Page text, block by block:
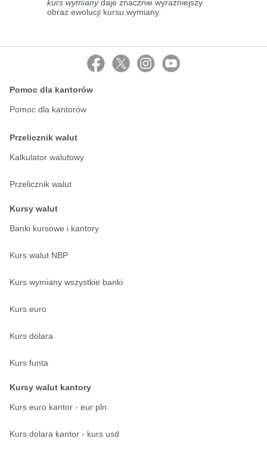
kurs wymianydaje znacznie wyraźniejszy
obraz ewolucji kursu wymiany.
Pomoc dla kantorów
Pomoc dla kantorów
Przelicznik walut
Kalkulator walutowy
Przelicznik walut
Kursy walut
Banki kursowe i kantory
Kurs walut NBP
Kurs wymiany wszystkie banki
Kurs euro
Kurs dolara
Kurs funta
Kursy walut kantory
Kurs euro kantor - eur pln
Kurs dolara kantor - kurs usd